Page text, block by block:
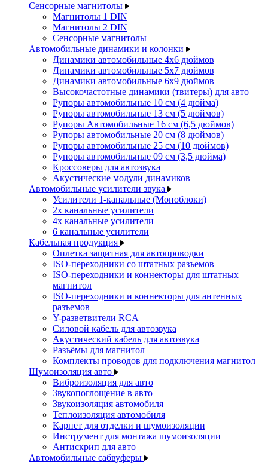
Сенсорные магнитолы
Магнитолы 1 DIN
Магнитолы 2 DIN
Сенсорные магнитолы
Автомобильные динамики и колонки
Динамики автомобильные 4x6 дюймов
Динамики автомобильные 5x7 дюймов
Динамики автомобильные 6x9 дюймов
Высокочастотные динамики (твитеры) для авто
Рупоры автомобильные 10 см (4 дюйма)
Рупоры автомобильные 13 см (5 дюймов)
Рупоры Автомобильные 16 см (6,5 дюймов)
Рупоры автомобильные 20 см (8 дюймов)
Рупоры автомобильные 25 см (10 дюймов)
Рупоры автомобильные 09 см (3,5 дюйма)
Кроссоверы для автозвука
Акустические модули динамиков
Автомобильные усилители звука
Усилители 1-канальные (Моноблоки)
2х канальные усилители
4х канальные усилители
6 канальные усилители
Кабельная продукция
Оплетка защитная для автопроводки
ISO-переходники со штатных разъемов
ISO-переходники и коннекторы для штатных
магнитол
ISO-переходники и коннекторы для антенных
разъемов
Y-разветвители RCA
Силовой кабель для автозвука
Акустический кабель для автозвука
Разъёмы для магнитол
Комплекты проводов для подключения магнитол
Шумоизоляция авто
Виброизоляция для авто
Звукопоглощение в авто
Звукоизоляция автомобиля
Теплоизоляция автомобиля
Карпет для отделки и шумоизоляции
Инструмент для монтажа шумоизоляции
Антискрип для авто
Автомобильные сабвуферы